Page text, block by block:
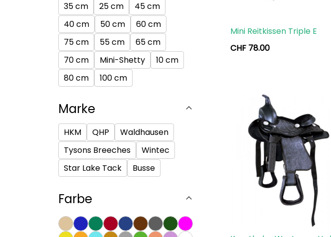
Mini Reitkissen Triple E
CHF 78.00
35 cm
25 cm
45 cm
40 cm
50 cm
60 cm
75 cm
55 cm
65 cm
70 cm
Mini-Shetty
10 cm
80 cm
100 cm
Marke
HKM QHP
Waldhausen
Tysons Breeches
Wintec
Star Lake Tack
Busse
Farbe